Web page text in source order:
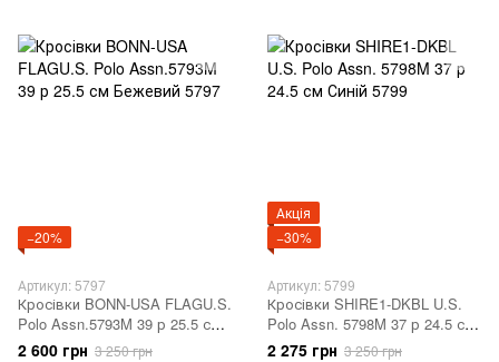
−20%
Артикул: 5797
Кросівки BONN-USA FLAGU.S.
Polo Assn.5793M 39 р 25.5 см
Бежевий 5797
2 600 грн 3 250 грн
Акція
−30%
Артикул: 5799
Кросівки SHIRE1-DKBL U.S.
Polo Assn. 5798M 37 р 24.5 см
Синій 5799
2 275 грн 3 250 грн